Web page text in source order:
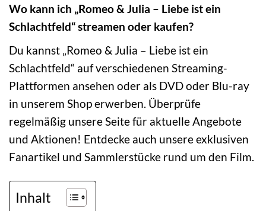
Wo kann ich „Romeo & Julia – Liebe ist ein
Schlachtfeld“ streamen oder kaufen?
Du kannst „Romeo & Julia – Liebe ist ein
Schlachtfeld“ auf verschiedenen Streaming-
Plattformen ansehen oder als DVD oder Blu-ray
in unserem Shop erwerben. Überprüfe
regelmäßig unsere Seite für aktuelle Angebote
und Aktionen! Entdecke auch unsere exklusiven
Fanartikel und Sammlerstücke rund um den Film.
Inhalt